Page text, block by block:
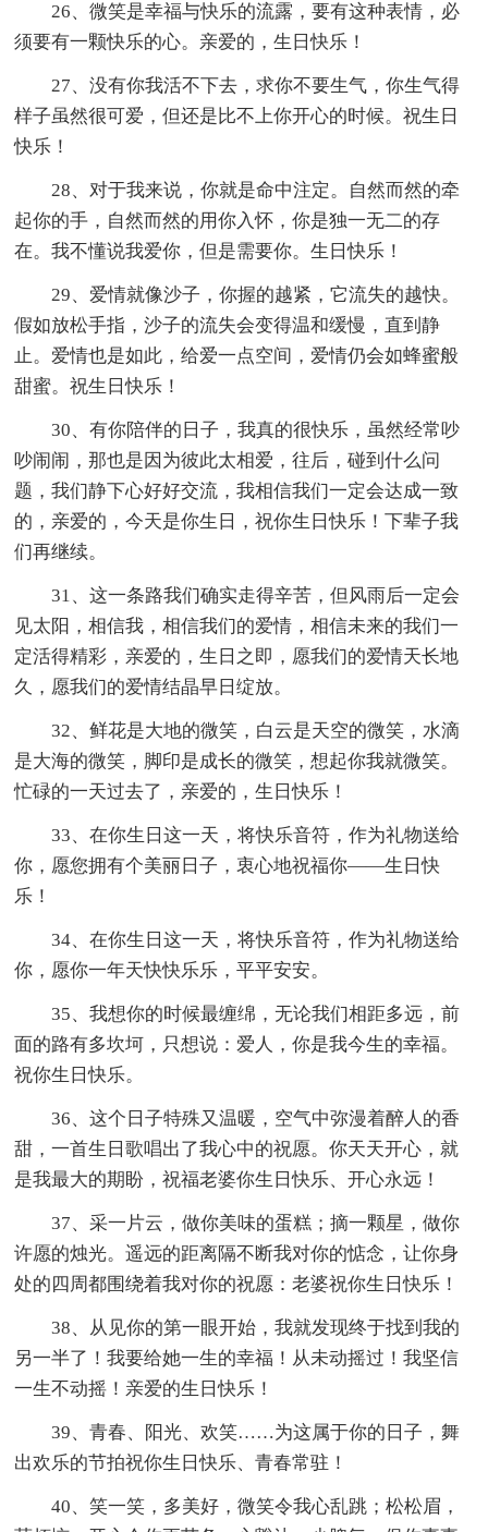
26、微笑是幸福与快乐的流露，要有这种表情，必
须要有一颗快乐的心。亲爱的，生日快乐！
27、没有你我活不下去，求你不要生气，你生气得
样子虽然很可爱，但还是比不上你开心的时候。祝生日
快乐！
28、对于我来说，你就是命中注定。自然而然的牵
起你的手，自然而然的用你入怀，你是独一无二的存
在。我不懂说我爱你，但是需要你。生日快乐！
29、爱情就像沙子，你握的越紧，它流失的越快。
假如放松手指，沙子的流失会变得温和缓慢，直到静
止。爱情也是如此，给爱一点空间，爱情仍会如蜂蜜般
甜蜜。祝生日快乐！
30、有你陪伴的日子，我真的很快乐，虽然经常吵
吵闹闹，那也是因为彼此太相爱，往后，碰到什么问
题，我们静下心好好交流，我相信我们一定会达成一致
的，亲爱的，今天是你生日，祝你生日快乐！下辈子我
们再继续。
31、这一条路我们确实走得辛苦，但风雨后一定会
见太阳，相信我，相信我们的爱情，相信未来的我们一
定活得精彩，亲爱的，生日之即，愿我们的爱情天长地
久，愿我们的爱情结晶早日绽放。
32、鲜花是大地的微笑，白云是天空的微笑，水滴
是大海的微笑，脚印是成长的微笑，想起你我就微笑。
忙碌的一天过去了，亲爱的，生日快乐！
33、在你生日这一天，将快乐音符，作为礼物送给
你，愿您拥有个美丽日子，衷心地祝福你——生日快
乐！
34、在你生日这一天，将快乐音符，作为礼物送给
你，愿你一年天快快乐乐，平平安安。
35、我想你的时候最缠绵，无论我们相距多远，前
面的路有多坎坷，只想说：爱人，你是我今生的幸福。
祝你生日快乐。
36、这个日子特殊又温暖，空气中弥漫着醉人的香
甜，一首生日歌唱出了我心中的祝愿。你天天开心，就
是我最大的期盼，祝福老婆你生日快乐、开心永远！
37、采一片云，做你美味的蛋糕；摘一颗星，做你
许愿的烛光。遥远的距离隔不断我对你的惦念，让你身
处的四周都围绕着我对你的祝愿：老婆祝你生日快乐！
38、从见你的第一眼开始，我就发现终于找到我的
另一半了！我要给她一生的幸福！从未动摇过！我坚信
一生不动摇！亲爱的生日快乐！
39、青春、阳光、欢笑……为这属于你的日子，舞
出欢乐的节拍祝你生日快乐、青春常驻！
40、笑一笑，多美好，微笑令我心乱跳；松松眉，